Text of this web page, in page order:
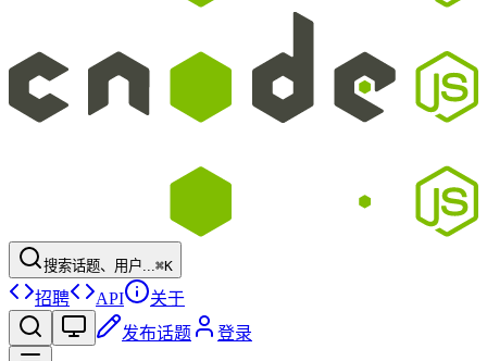
搜索话题、用户...⌘K
招聘 API
关于
发布话题
登录